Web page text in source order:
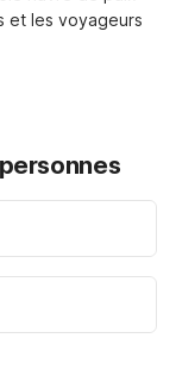
et les voyageurs